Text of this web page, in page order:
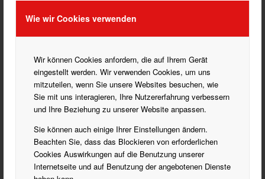
Wie wir Cookies verwenden
Wir können Cookies anfordern, die auf Ihrem Gerät
eingestellt werden. Wir verwenden Cookies, um uns
mitzuteilen, wenn Sie unsere Websites besuchen, wie
Sie mit uns interagieren, Ihre Nutzererfahrung verbessern
und Ihre Beziehung zu unserer Website anpassen.
Sie können auch einige Ihrer Einstellungen ändern.
Beachten Sie, dass das Blockieren von erforderlichen
Cookies Auswirkungen auf die Benutzung unserer
Internetseite und auf Benutzung der angebotenen Dienste
Fußball
Handball
Historisches Fechten
Laufen
Rehasport
Turnen
Verein